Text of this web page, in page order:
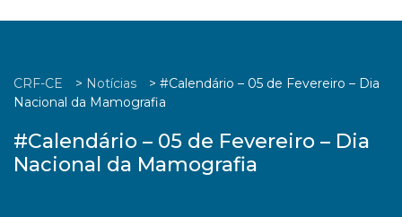
CRF-CE > Notícias > #Calendário – 05 de Fevereiro – Dia
Nacional da Mamografia
#Calendário – 05 de Fevereiro – Dia
Nacional da Mamografia